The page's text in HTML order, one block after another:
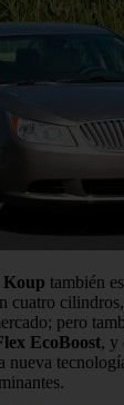
Koup también
cuatro
pero
EcoBoost, y
nueva